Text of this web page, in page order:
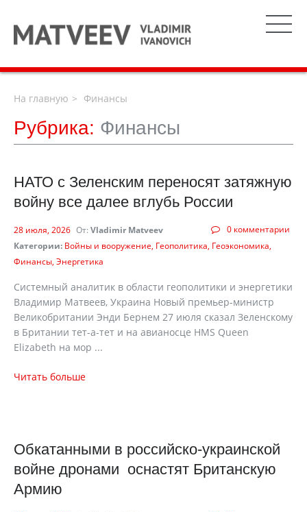
На главную Финансы
Рубрика: Финансы
НАТО с Зеленским переносят затяжную
войну все далее вглубь России
0 комментарии
28 июля, 2026 От: Vladimir Matveev
Категории: Войны и вооружение Геополитика Геоэкономика
Финансы Энергетика
Системный аналитик в области геополитики и энергетики
Владимир Матвеев, Украина Новый премьер-министр
Великобритании Энди Бернем 27 июля сказал Зеленскому
в Британии тет-а-тет и на авианосце HMS Queen
Elizabeth на мор ...
Читать больше
Обкатанными в российско-украинской
войне дронами оснастят Британскую
Армию